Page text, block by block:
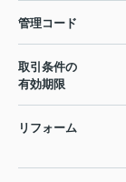
管理コード
取引条件の
有効期限
リフォーム